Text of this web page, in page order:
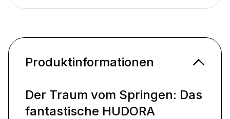
Produktinformationen
Der Traum vom Springen: Das
fantastische HUDORA